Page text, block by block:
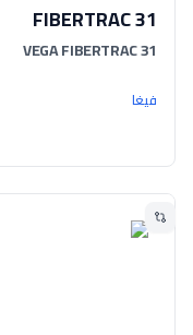
FIBERTRAC 31
VEGA FIBERTRAC 31
فيغا